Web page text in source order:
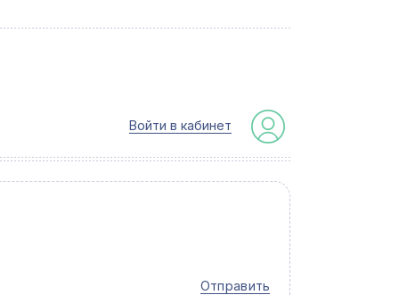
Войти в кабинет
Отправить